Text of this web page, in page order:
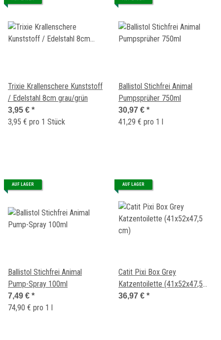
Trixie Krallenschere Kunststoff
/ Edelstahl 8cm grau/grün
3,95 € *
3,95 € pro 1 Stück
Ballistol Stichfrei Animal
Pumpsprüher 750ml
30,97 € *
41,29 € pro 1 l
AUF LAGER
Ballistol Stichfrei Animal
Pump-Spray 100ml
7,49 € *
74,90 € pro 1 l
AUF LAGER
Catit Pixi Box Grey
Katzentoilette (41x52x47,5
cm)
36,97 € *